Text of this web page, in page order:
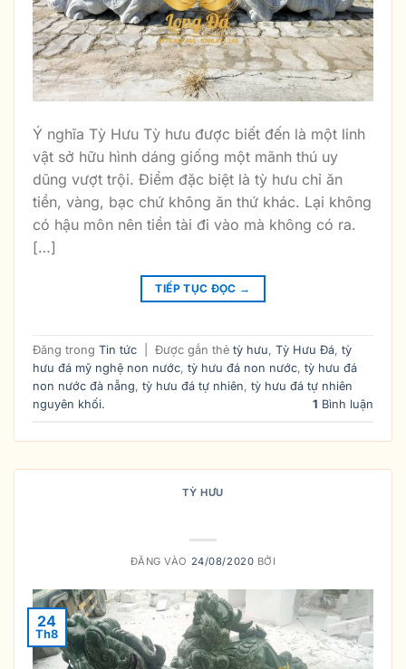
Ý nghĩa Tỳ Hưu Tỳ hưu được biết đến là một linh
vật sở hữu hình dáng giống một mãnh thú uy
dũng vượt trội. Điểm đặc biệt là tỳ hưu chỉ ăn
tiền, vàng, bạc chứ không ăn thứ khác. Lại không
có hậu môn nên tiền tài đi vào mà không có ra.
[…]
TIẾP TỤC ĐỌC →
Đăng trong Tin tức Được gắn thẻ tỳ hưu, Tỳ Hưu Đá, tỳ
hưu đá mỹ nghệ non nước, tỳ hưu đá non nước, tỳ hưu đá
non nước đà nẵng, tỳ hưu đá tự nhiên, tỳ hưu đá tự nhiên
nguyên khối.
1 Bình luận
TỲ HƯU
ĐĂNG VÀO 24/08/2020 BỞI
24
Th8